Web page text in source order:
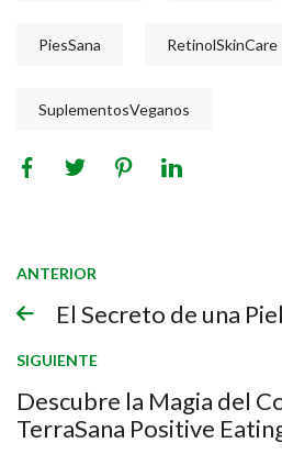
PiesSana RetinolSkinCare
SuplementosVeganos
ANTERIOR
El Secreto de una
SIGUIENTE
Descubre la Magia del
TerraSana Positive